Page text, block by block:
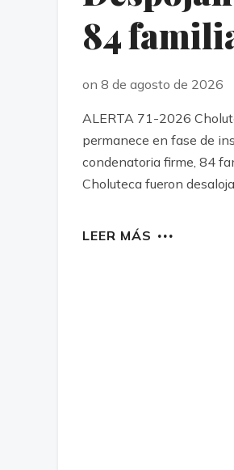
84
on 8 de agosto de 2026
ALERTA 71-2026
permanece en fase de
condenatoria firme, 84
Choluteca fueron
LEER MÁS